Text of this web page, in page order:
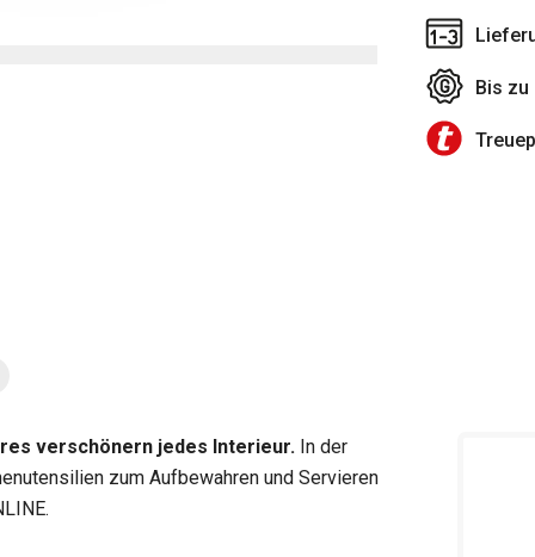
Bis zu
verschönern jedes Interieur. In der
zum Aufbewahren und Servieren